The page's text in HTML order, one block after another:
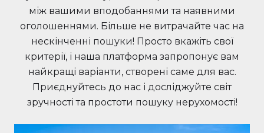
між вашими вподобаннями та наявними
оголошеннями. Більше не витрачайте час на
нескінченні пошуки! Просто вкажіть свої
критерії, і наша платформа запропонує вам
найкращі варіанти, створені саме для вас.
Приєднуйтесь до нас і досліджуйте світ
зручності та простоти пошуку нерухомості!